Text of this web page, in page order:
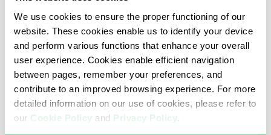
We use cookies to ensure the proper functioning of our
website. These cookies enable us to identify your device
and perform various functions that enhance your overall
user experience. Cookies enable efficient navigation
between pages, remember your preferences, and
contribute to an improved browsing experience. For more
detailed information on our use of cookies, please refer to
our Cookie Policy and Privacy Policy
Переваги проксі для WeChat від
Proxy-Seller
Щоб повною мірою використовувати функції обміну
повідомленнями та соціальні функції WeChat, важливо
враховувати мережеві обмеження за допомогою
надійного проксі-рішення для Wechat. Використання